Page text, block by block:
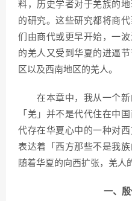
料，历史学者对于羌族的
的研究。这些研究都将商
们由商代或更早开始，一
的羌人又受到华夏的进逼
区以及西南地区的羌人。
在本章中，我从一个新
「羌」并不是代代住在中
代存在华夏心中的一种对
表达着「西方那些不是我
随着华夏的向西扩张，羌人
一、